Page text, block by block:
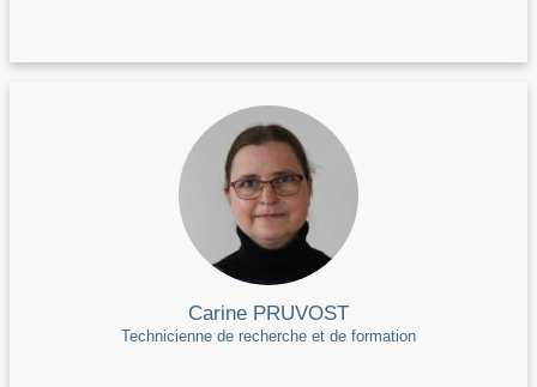
Carine PRUVOST
Technicienne de recherche et de formation